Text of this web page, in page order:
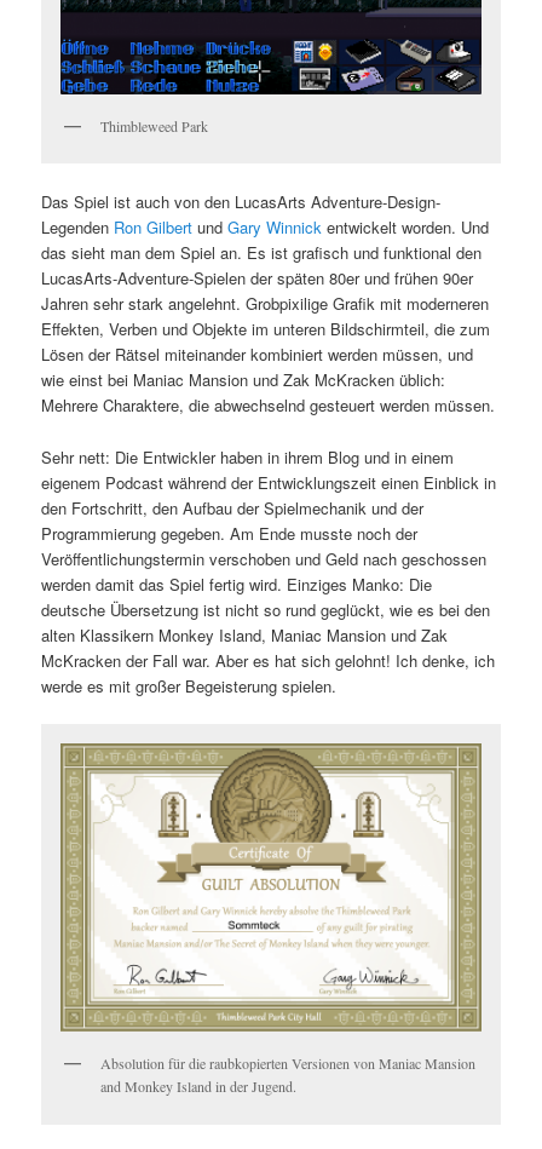
Thimbleweed Park
Das Spiel ist auch von den LucasArts Adventure-Design-
Legenden Ron Gilbert undGary Winnick entwickelt worden. Und
das sieht man dem Spiel an. Es ist grafisch und funktional den
LucasArts-Adventure-Spielen der späten 80er und frühen 90er
Jahren sehr stark angelehnt. Grobpixilige Grafik mit moderneren
Effekten, Verben und Objekte im unteren Bildschirmteil, die zum
Lösen der Rätsel miteinander kombiniert werden müssen, und
wie einst bei Maniac Mansion und Zak McKracken üblich:
Mehrere Charaktere, die abwechselnd gesteuert werden müssen.
Sehr nett: Die Entwickler haben in ihrem Blog und in einem
eigenem Podcast während der Entwicklungszeit einen Einblick in
den Fortschritt, den Aufbau der Spielmechanik und der
Programmierung gegeben. Am Ende musste noch der
Veröffentlichungstermin verschoben und Geld nach geschossen
werden damit das Spiel fertig wird. Einziges Manko: Die
deutsche Übersetzung ist nicht so rund geglückt, wie es bei den
alten Klassikern Monkey Island, Maniac Mansion und Zak
McKracken der Fall war. Aber es hat sich gelohnt! Ich denke, ich
werde es mit großer Begeisterung spielen.
Absolution für die raubkopierten Versionen von Maniac Mansion
and Monkey Island in der Jugend.